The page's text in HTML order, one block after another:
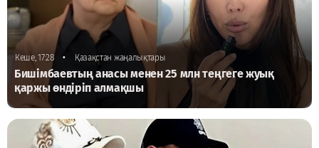
Кеше, 17:28 • Қазақстан жаңалықтары
Бишімбаевтың анасы менен 25 млн теңгеге жуық
қаржы өндіріп алмақшы